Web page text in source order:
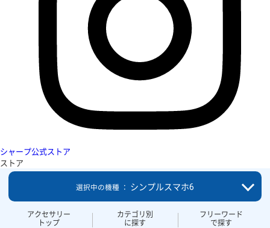
シャープ公式ストア
ストア
アクセサリー
トップ
カテゴリ別
に探す
フリーワード
で探す
選択中の機種 ： シンプルスマホ6